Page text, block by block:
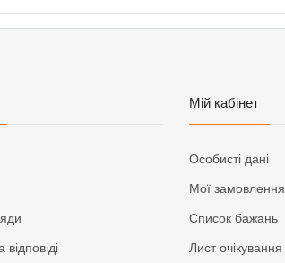
Мій кабінет
Особисті дані
Мої замовлення
Список бажань
Лист очікування